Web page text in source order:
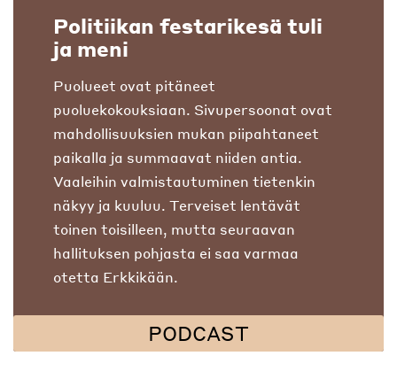
Politiikan festarikesä tuli
ja meni
Puolueet ovat pitäneet
puoluekokouksiaan. Sivupersoonat ovat
mahdollisuuksien mukan piipahtaneet
paikalla ja summaavat niiden antia.
Vaaleihin valmistautuminen tietenkin
näkyy ja kuuluu. Terveiset lentävät
toinen toisilleen, mutta seuraavan
hallituksen pohjasta ei saa varmaa
otetta Erkkikään.
PODCAST